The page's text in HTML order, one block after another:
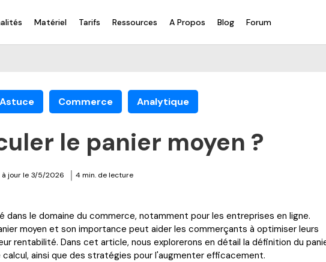
Matériel Tarifs Ressources A Propos Blog Forum
Astuce Commerce Analytique
le panier moyen ?
à jour le 3/5/2026 | 4 min. de lecture
dans le domaine du commerce, notamment pour les entreprises en ligne.
moyen et son importance peut aider les commerçants à optimiser leurs
rentabilité. Dans cet article, nous explorerons en détail la définition du
ainsi que des stratégies pour l'augmenter efficacement.